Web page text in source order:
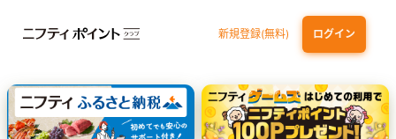
新規登録(無料) ログイン
三井住友カード ゴールド（NL）（家族カード発行） dカード GOLD
【実質初月無料】DMM | Disney+(ディズニープラス) セットプラン